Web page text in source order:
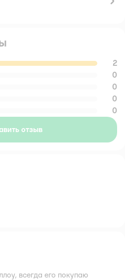
2
0
0
0
0
отзыв
всегда его покупаю